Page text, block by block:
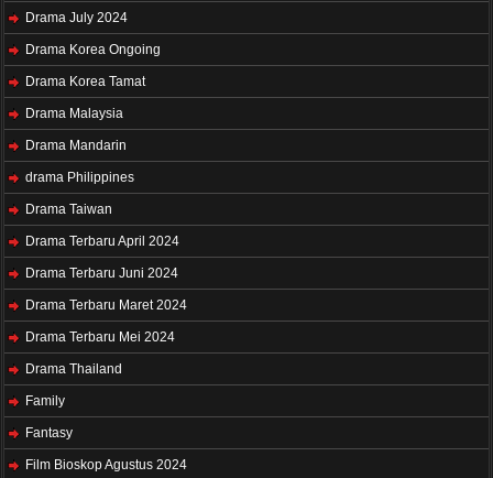
Drama July 2024
Drama Korea Ongoing
Drama Korea Tamat
Drama Malaysia
Drama Mandarin
drama Philippines
Drama Taiwan
Drama Terbaru April 2024
Drama Terbaru Juni 2024
Drama Terbaru Maret 2024
Drama Terbaru Mei 2024
Drama Thailand
Family
Fantasy
Film Bioskop Agustus 2024